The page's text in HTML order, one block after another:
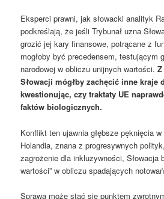
Eksperci prawni, jak słowacki analityk
podkreślają, że jeśli Trybunał uzna
grozić jej kary finansowe, potrącane z
mogłoby być precedensem, testującym
narodowej w obliczu unijnych wartości.
Słowacji mógłby zachęcić inne kraje
kwestionując, czy traktaty UE
faktów biologicznych.
Konflikt ten ujawnia głębsze pęknięcia
Holandia, znana z progresywnych
zagrożenie dla inkluzywności, Słowacja
wartości” w obliczu spadających
Sprawa może stać się punktem